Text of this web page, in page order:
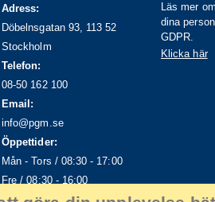
Adress:
Döbelnsgatan 93, 113 52
Stockholm
Telefon:
08-50 162 100
Email:
info@pgm.se
Öppettider:
Mån - Tors / 08:30 - 17:00
Fre / 08:30 - 16:00
Lunch / 12:00 - 13:00
Läs mer
dina
GDPR.
Klicka här